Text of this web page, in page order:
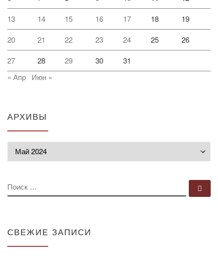
13 14 15 16 17 18 19
20 21 22 23 24 25 26
27 28 29 30
31
« Апр
Июн »
АРХИВЫ
ПОИСК
СВЕЖИЕ ЗАПИСИ